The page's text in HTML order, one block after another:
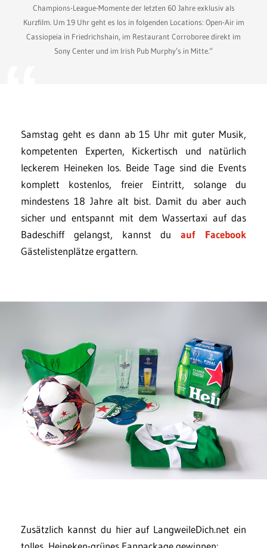
Champions-League-Momente der letzten 60 Jahre exklusiv als
Kurzfilm. Um 19 Uhr geht es los in folgenden Locations: Open-Air im
Cassiopeia in Friedrichshain, im Restaurant Corroboree direkt im
Sony Center und im Irish Pub Murphy’s in Mitte.“
Samstag geht es dann ab 15 Uhr mit guter Musik,
kompetenten Experten, Kickertisch und natürlich
leckerem Heineken los. Beide Tage sind die Events
komplett kostenlos, freier Eintritt, solange du
mindestens 18 Jahre alt bist. Damit du aber auch
sicher und entspannt mit dem Wassertaxi auf das
Badeschiff gelangst, kannst duauf Facebook
Gästelistenplätze ergattern.
Zusätzlich kannst du hier auf LangweileDich.net ein